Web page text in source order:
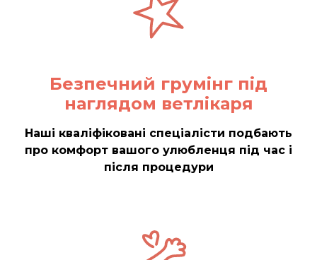
Безпечний грумінг під
наглядом ветлікаря
Наші кваліфіковані спеціалісти подбають
про комфорт вашого улюбленця під час і
після процедури